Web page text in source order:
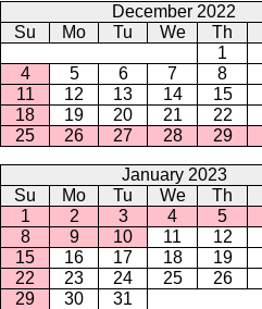
December 2022
Su
Mo Tu We Th
1
4
5 6 7 8
11
12 13 14 15
18
19 20 21 22
25
26 27 28 29
January 2023
Su
Mo Tu We Th
1
2 3 4 5
8
9 10 11 12
15
16 17 18 19
22
23 24 25 26
29
30 31